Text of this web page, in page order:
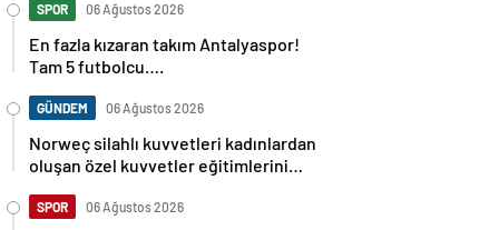
SPOR 06 Ağustos 2026
En fazla kızaran takım Antalyaspor!
Tam 5 futbolcu….
GÜNDEM 06 Ağustos 2026
Norweç silahlı kuvvetleri kadınlardan
oluşan özel kuvvetler eğitimlerini
SPOR 06 Ağustos 2026